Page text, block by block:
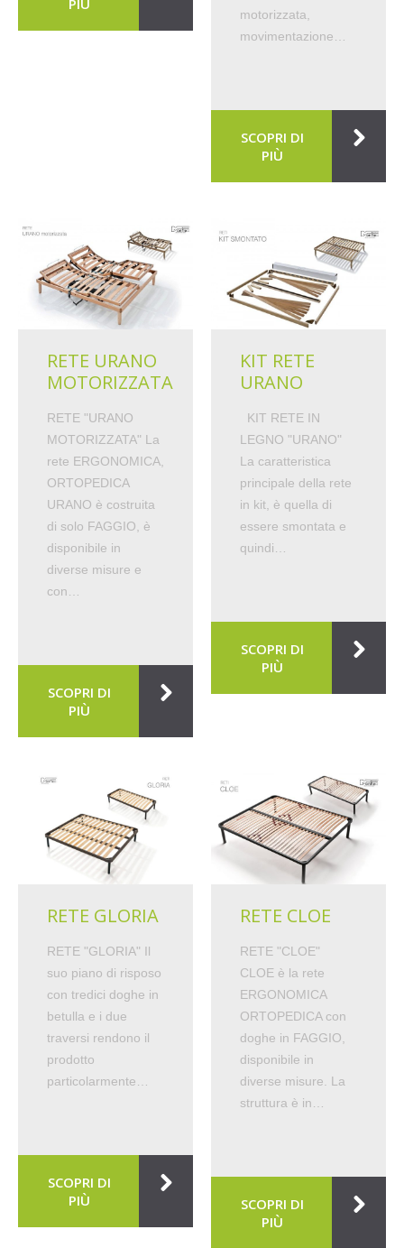
motorizzata,
movimentazione…
SCOPRI DI
PIÙ
RETE URANO
MOTORIZZATA
RETE "URANO
MOTORIZZATA" La
rete ERGONOMICA,
ORTOPEDICA
URANO è costruita
di solo FAGGIO, è
disponibile in
diverse misure e
con…
SCOPRI DI
PIÙ
KIT RETE
URANO
KIT RETE IN
LEGNO "URANO"
La caratteristica
principale della rete
in kit, è quella di
essere smontata e
quindi…
SCOPRI DI
PIÙ
RETE GLORIA
RETE "GLORIA" Il
suo piano di risposo
con tredici doghe in
betulla e i due
traversi rendono il
prodotto
particolarmente…
SCOPRI DI
PIÙ
RETE CLOE
RETE "CLOE"
CLOE è la rete
ERGONOMICA
ORTOPEDICA con
doghe in FAGGIO,
disponibile in
diverse misure. La
struttura è in…
SCOPRI DI
PIÙ